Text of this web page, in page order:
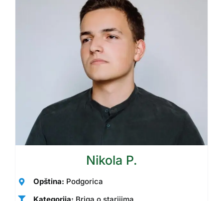
Nikola P.
Opština: Podgorica